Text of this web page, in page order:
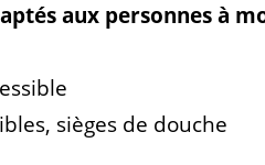
aux personnes à
sièges de douche